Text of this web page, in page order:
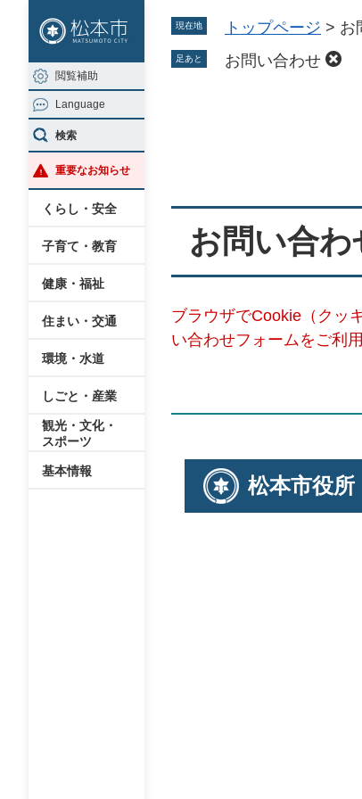
ジ
の
先
頭
で
す
ュ
ー
を
飛
ば
し
閲覧補助
Language
検索
重要なお知らせ
くらし・安全
子育て・教育
健康・福祉
住まい・交通
環境・水道
しごと・産業
観光・文化・
スポーツ
基本情報
現在地 トップページ > お
足あと お問い合わせ
お問い合わ
ブラウザでCookie（クッ
い合わせフォームをご利
松本市役所